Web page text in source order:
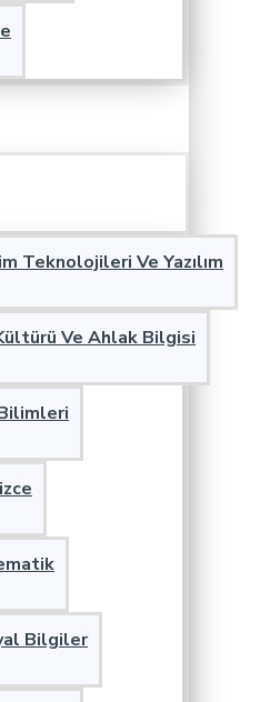
Teknolojileri Ve Yazılım
Ve Ahlak Bilgisi
Bilgiler